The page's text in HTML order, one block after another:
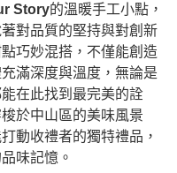
Story的溫暖手工小點，
對品質的堅持與對創新
巧妙混搭，不僅能創造
滿深度與溫度，無論是
在此找到最完美的詮
於中山區的美味風景
動收禮者的獨特禮品，
味記憶。